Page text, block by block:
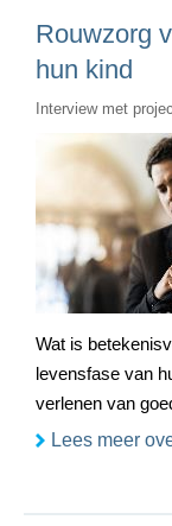
Rouwzorg
hun kind
Interview met
Wat is
levensfase van
verlenen van
Lees meer